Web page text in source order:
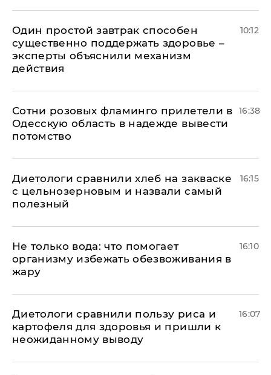
Один простой завтрак способен
существенно поддержать здоровье –
эксперты объяснили механизм
действия
10:12
Сотни розовых фламинго прилетели в
Одесскую область в надежде вывести
потомство
16:38
Диетологи сравнили хлеб на закваске
с цельнозерновым и назвали самый
полезный
16:15
Не только вода: что помогает
организму избежать обезвоживания в
жару
16:10
Диетологи сравнили пользу риса и
картофеля для здоровья и пришли к
неожиданному выводу
16:07